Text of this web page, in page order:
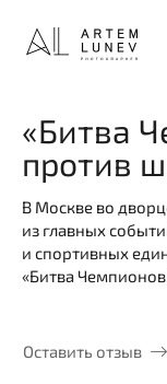
«Битва
против
В Москве во
из главных
и спортивных
«Битва
Оставить отзыв